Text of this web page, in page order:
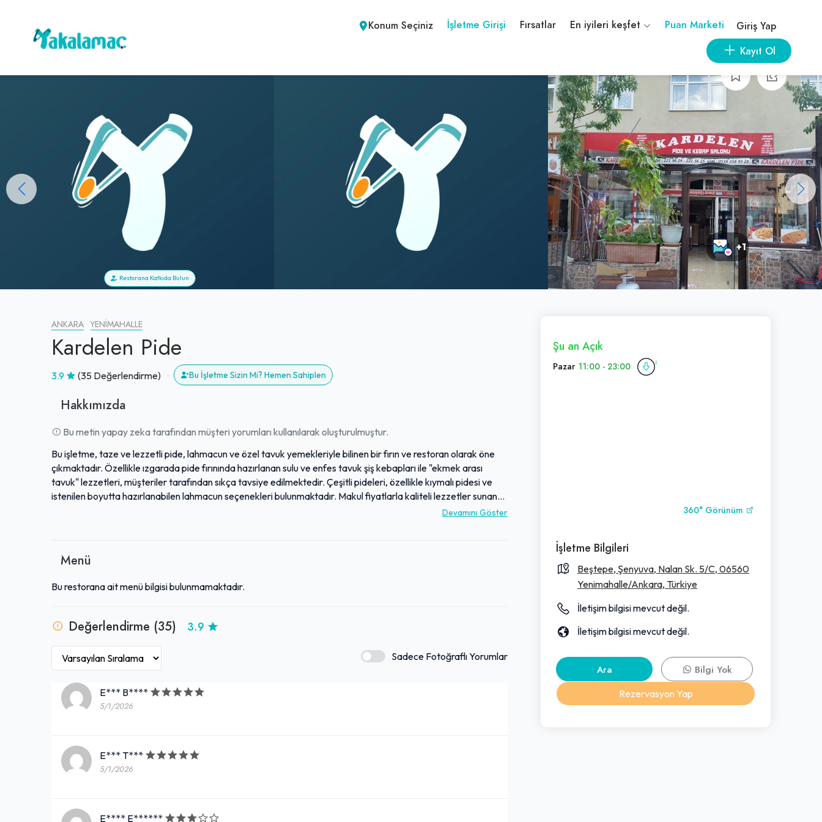
Konum Seçiniz İşletme Girişi Fırsatlar En iyileri keşfet Puan Marketi
Giriş Yap
Kayıt Ol
+1
Restorana Katkıda Bulun
ANKARA YENIMAHALLE
Kardelen Pide
3.9 (35 Değerlendirme) Bu İşletme Sizin Mi? Hemen Sahiplen
Hakkımızda
Bu metin yapay zeka tarafından müşteri yorumları kullanılarak oluşturulmuştur.
Bu işletme, taze ve lezzetli pide, lahmacun ve özel tavuk yemekleriyle bilinen bir fırın ve restoran olarak öne
çıkmaktadır. Özellikle ızgarada pide fırınında hazırlanan sulu ve enfes tavuk şiş kebapları ile "ekmek arası
tavuk" lezzetleri, müşteriler tarafından sıkça tavsiye edilmektedir. Çeşitli pideleri, özellikle kıymalı pidesi ve
istenilen boyutta hazırlanabilen lahmacun seçenekleri bulunmaktadır. Makul fiyatlarla kaliteli lezzetler sunan
işletme, samimi bir atmosferde damak zevkine düşkün misafirlerini ağırlamaktadır. Yemek kalitesi ve özgün
Devamını Göster
Menü
Bu restorana ait menü bilgisi bulunmamaktadır.
Değerlendirme (35) 3.9
Sadece Fotoğraflı Yorumlar
E*** B****
5/1/2026
E*** T***
5/1/2026
E**** E******
Şu an Açık
Pazar 11:00 - 23:00
360° Görünüm
İşletme Bilgileri
Beştepe, Şenyuva, Nalan Sk. 5/C, 06560
Yenimahalle/Ankara, Türkiye
İletişim bilgisi mevcut değil.
İletişim bilgisi mevcut değil.
Ara
Bilgi Yok
Rezervasyon Yap